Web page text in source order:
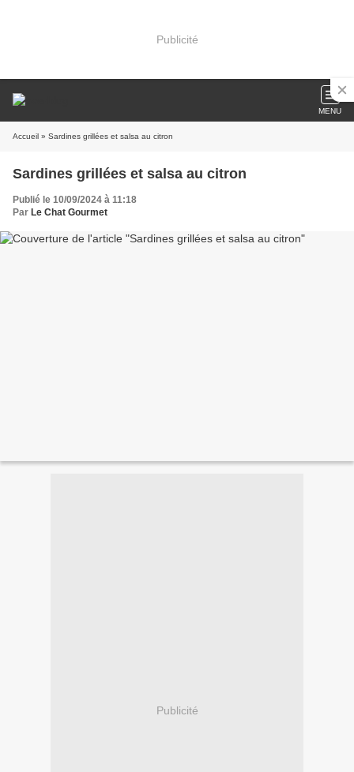
Publicité
MENU
Accueil » Sardines grillées et salsa au citron
Sardines grillées et salsa au citron
Publié le 10/09/2024 à 11:18
Par Le Chat Gourmet
Publicité